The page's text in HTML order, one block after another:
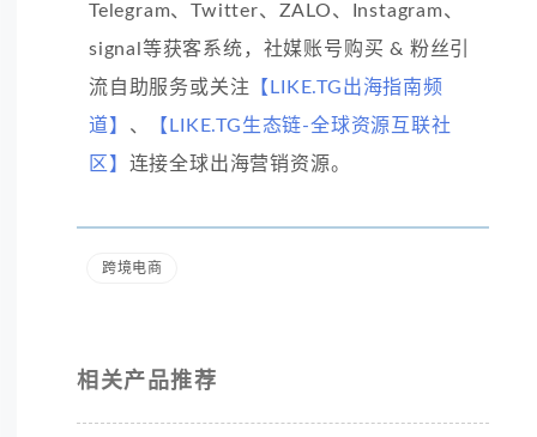
Telegram、Twitter、ZALO、Instagram、
signal等获客系统，社媒账号购买 & 粉丝引
流自助服务或关注 【LIKE.TG出海指南频
道】 、
【LIKE.TG生态链-全球资源互联社
区】 连接全球出海营销资源。
跨境电商
相关产品推荐